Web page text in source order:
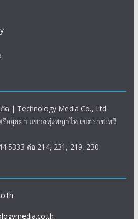
ด | Technology Media Co., Ltd.
อยุธยา แขวงทุ่งพญาไท เขตราชเทวี
5333 ต่อ 214, 231, 219, 230